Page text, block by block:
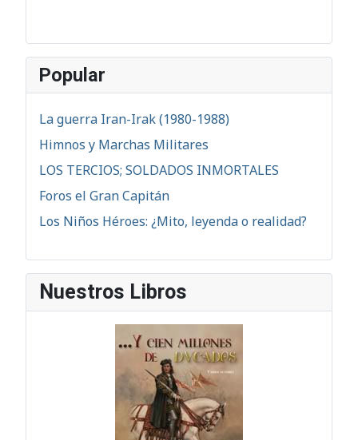
Popular
La guerra Iran-Irak (1980-1988)
Himnos y Marchas Militares
LOS TERCIOS; SOLDADOS INMORTALES
Foros el Gran Capitán
Los Niños Héroes: ¿Mito, leyenda o realidad?
Nuestros Libros